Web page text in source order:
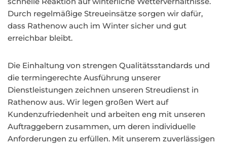
Durch regelmäßige Streueinsätze sorgen wir dafür,
dass Rathenow auch im Winter sicher und gut
erreichbar bleibt.
Die Einhaltung von strengen Qualitätsstandards und
die termingerechte Ausführung unserer
Dienstleistungen zeichnen unseren Streudienst in
Rathenow aus. Wir legen großen Wert auf
Kundenzufriedenheit und arbeiten eng mit unseren
Auftraggebern zusammen, um deren individuelle
Anforderungen zu erfüllen. Mit unserem zuverlässigen